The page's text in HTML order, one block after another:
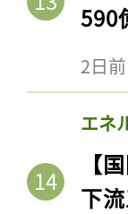
590
2日前
エネ
【
下